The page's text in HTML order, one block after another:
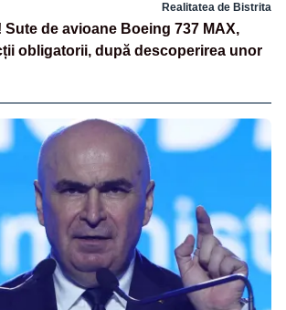
Realitatea de Bistrita
de avioane Boeing 737 MAX,
obligatorii, după descoperirea unor